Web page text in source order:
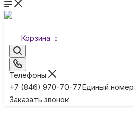
Корзина 0
Телефоны
+7 (846) 970-70-77Единый номер
Заказать звонок